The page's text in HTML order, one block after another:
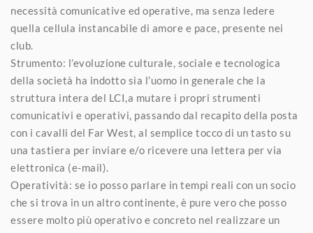
necessità comunicative ed operative, ma senza ledere
quella cellula instancabile di amore e pace, presente nei
club.
Strumento: l’evoluzione culturale, sociale e tecnologica
della società ha indotto sia l’uomo in generale che la
struttura intera del LCI,a mutare i propri strumenti
comunicativi e operativi, passando dal recapito della posta
con i cavalli del Far West, al semplice tocco di un tasto su
una tastiera per inviare e/o ricevere una lettera per via
elettronica (e-mail).
Operatività: se io posso parlare in tempi reali con un socio
che si trova in un altro continente, è pure vero che posso
essere molto più operativo e concreto nel realizzare un